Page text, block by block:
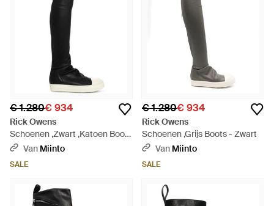
€ 1.280€ 934
Rick Owens
Schoenen ,Zwart ,Katoen Boots
- Zwart
Van Miinto
SALE
€ 1.280€ 934
Rick Owens
Schoenen ,Grijs Boots - Zwart
Van Miinto
SALE